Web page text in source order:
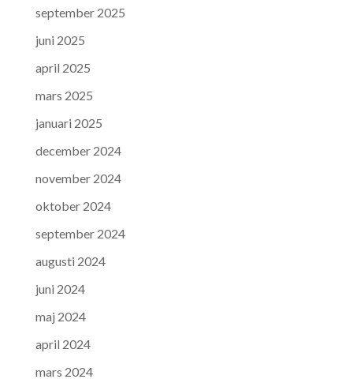
september 2025
juni 2025
april 2025
mars 2025
januari 2025
december 2024
november 2024
oktober 2024
september 2024
augusti 2024
juni 2024
maj 2024
april 2024
mars 2024